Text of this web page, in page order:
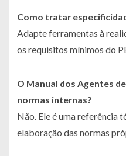
Como tratar
Adapte ferramentas à
os requisitos mínimos do
O Manual dos Agentes
normas internas?
Não. Ele é uma referência
elaboração das normas